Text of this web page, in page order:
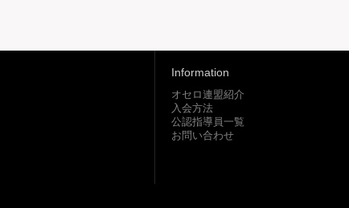
Information
オセロ連盟紹介
入会方法
公認指導員一覧
お問い合わせ